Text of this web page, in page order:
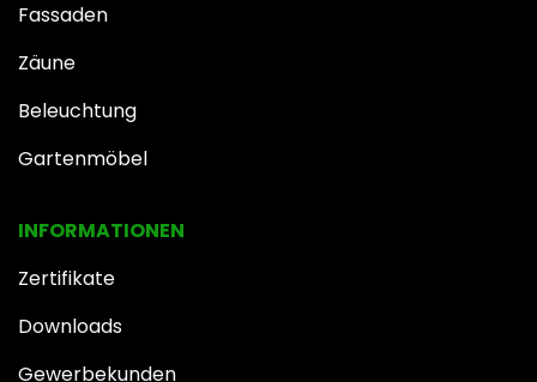
INFOR​MATIONEN
Zertifikate
Downloads
Gewerbekunden
Fassaden
Zäune
Beleuchtung
Gartenmöbel